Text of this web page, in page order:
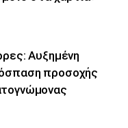
Αυξημένη
προσοχής